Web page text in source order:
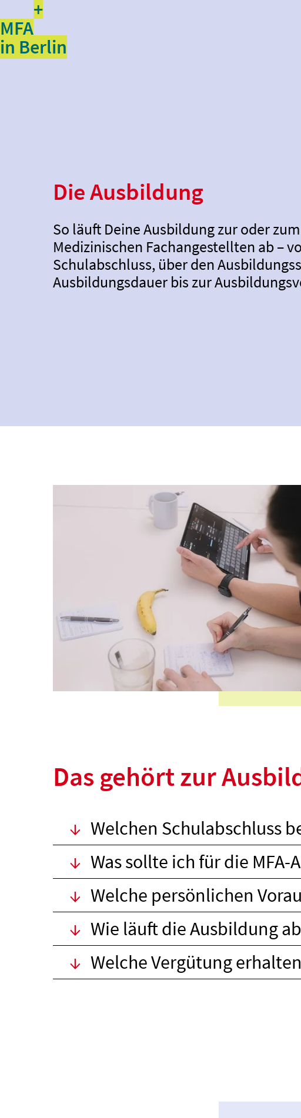
+
MFA
in Berlin
Die Ausbildung
So läuft Deine Ausbildung zur oder zum
Medizinischen Fachangestellten ab –
Schulabschluss, über den
Ausbildungs­dauer bis zur
Das gehört zur
Welchen Schulabschluss
Was sollte ich für die
Welche persönlichen
Wie läuft die Ausbildung
Welche Vergütung